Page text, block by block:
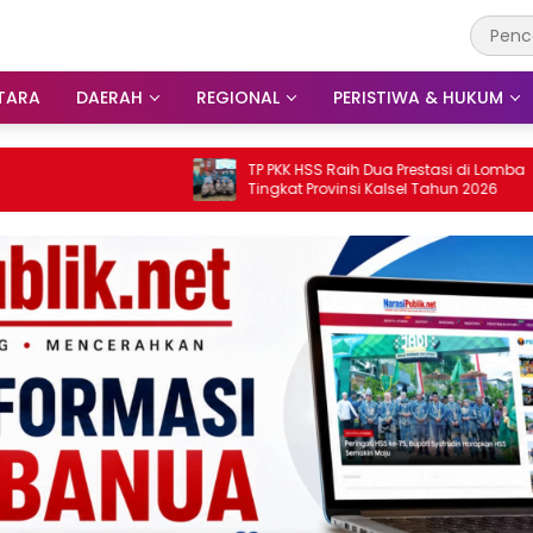
DAERAH REGIONAL PERISTIWA & HUKUM
TP PKK HSS Raih Dua Prestasi di Lomba
Tingkat Provinsi Kalsel Tahun 2026